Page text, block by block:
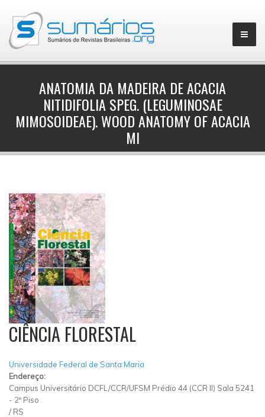
ANATOMIA DA MADEIRA DE ACACIA
NITIDIFOLIA SPEG. (LEGUMINOSAE
MIMOSOIDEAE). WOOD ANATOMY OF ACACIA
MI
CIÊNCIA FLORESTAL
Universidade Federal de Santa Maria
Endereço:
Campus Universitário DCFL/CCR/UFSM Prédio 44 (CCR II) Sala 5241
- 2º Piso
/ RS